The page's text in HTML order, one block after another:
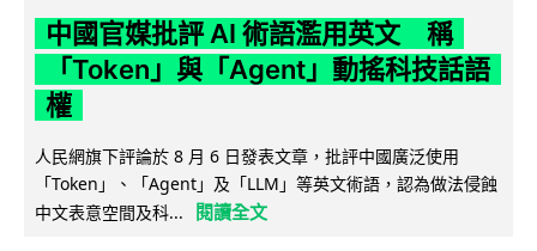
中國官媒批評 AI 術語濫用英文 稱
「Token」與「Agent」動搖科技話語
權
人民網旗下評論於 8 月 6 日發表文章，批評中國廣泛使用
「Token」、「Agent」及「LLM」等英文術語，認為做法侵蝕
中文表意空間及科...
閱讀全文